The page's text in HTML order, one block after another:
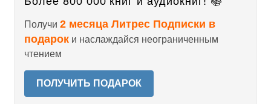
Получи 2 месяца Литрес Подписки в
подарок и наслаждайся неограниченным
чтением
ПОЛУЧИТЬ ПОДАРОК